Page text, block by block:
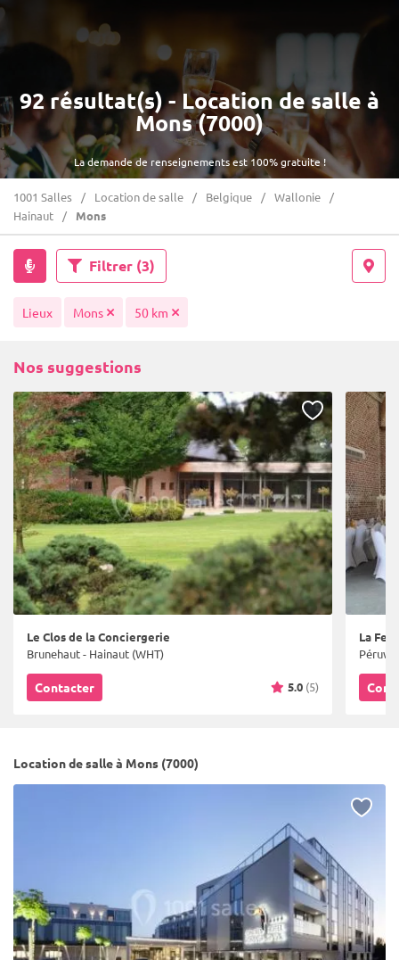
La demande de renseignements est 100% gratuite !
92 résultat(s) - Location de salle à
Mons (7000)
1001 Salles Location de salle Belgique
Wallonie
Hainaut
Mons
Filtrer (3)
Lieux Mons 50 km
Nos suggestions
Le Clos de la Conciergerie
Brunehaut - Hainaut (WHT)
Contacter 5.0 (5)
La
Location de salle à Mons (7000)